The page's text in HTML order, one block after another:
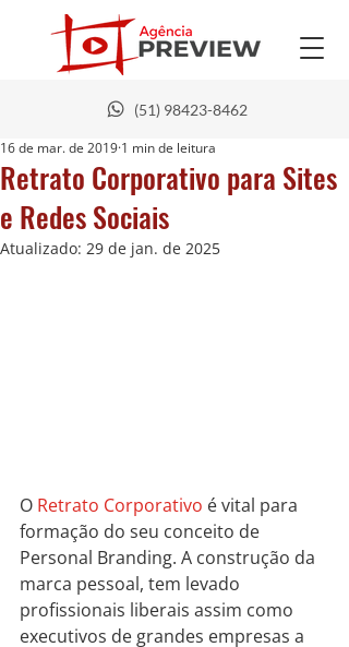
(51) 98423-8462
Retrato Corporativo para Sites
e Redes Sociais
16 de mar. de 2019 1 min de leitura
Atualizado: 29 de jan. de 2025
O Retrato Corporativo é vital para
formação do seu conceito de
Personal Branding. A construção da
marca pessoal, tem levado
profissionais liberais assim como
executivos de grandes empresas a